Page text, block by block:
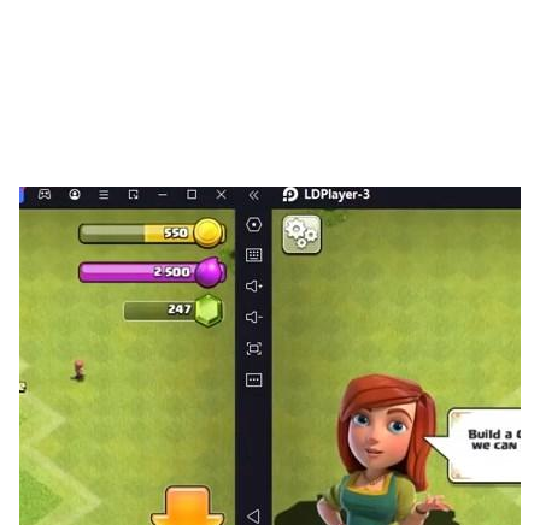
油，讓它們變成美味的蛋糕製作霜淇淋蛋糕機的形狀。 現
在你的蛋糕已經準備好了，但你必須通過你的蛋糕烹飪和澆
頂過程讓它們穿好衣服。在蛋糕上澆頭，簡單易上癮。只需
點擊並在您最喜歡的甜麵包烹飪遊戲的蛋糕上添加您的餡
料。烹飪蛋糕甜點廚師遊戲頂部有很多種類供您選擇。添加
一些漿果和乾果在你的甜麵包店烹飪女孩遊戲的美味蛋糕
上。玩這個蛋糕製造商蛋糕遊戲2022玩得開心。